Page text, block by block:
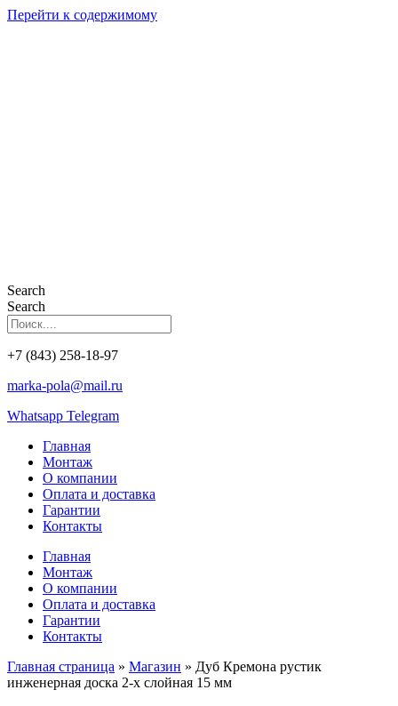
Перейти к содержимому
Search
Search
+7 (843) 258-18-97
marka-pola@mail.ru
Whatsapp Telegram
Главная
Монтаж
О компании
Оплата и доставка
Гарантии
Контакты
Главная
Монтаж
О компании
Оплата и доставка
Гарантии
Контакты
Главная страница » Магазин » Дуб Кремона рустик
инженерная доска 2-х слойная 15 мм